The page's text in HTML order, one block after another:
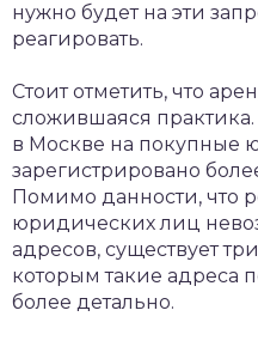
нужно будет на эти
реагировать.
Стоит отметить, что
сложившаяся
в Москве на покупные
зарегистрировано
Помимо данности, что
юридических лиц
адресов, существует
которым такие адреса
более детально.